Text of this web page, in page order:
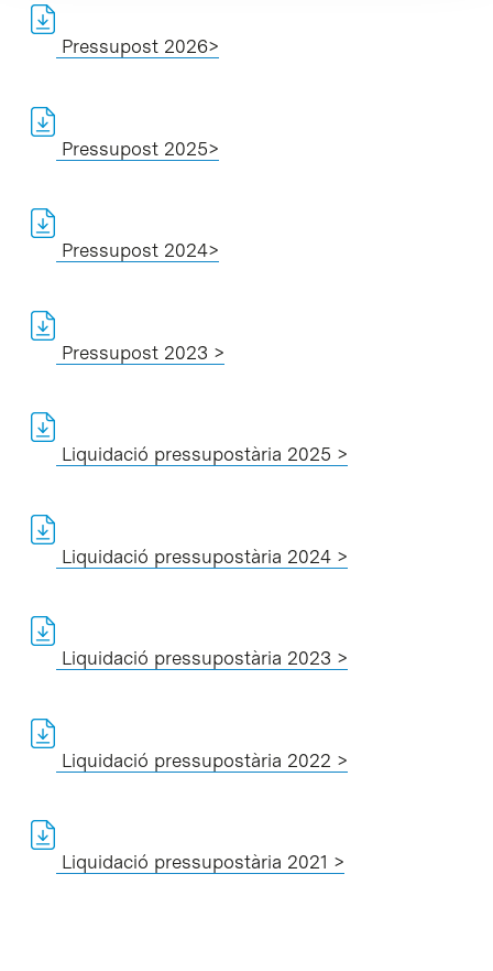
Pressupost 2026>
Pressupost 2025>
Pressupost 2024>
Pressupost 2023 >
Liquidació pressupostària 2025 >
Liquidació pressupostària 2024 >
Liquidació pressupostària 2023 >
Liquidació pressupostària 2022 >
Liquidació pressupostària 2021 >